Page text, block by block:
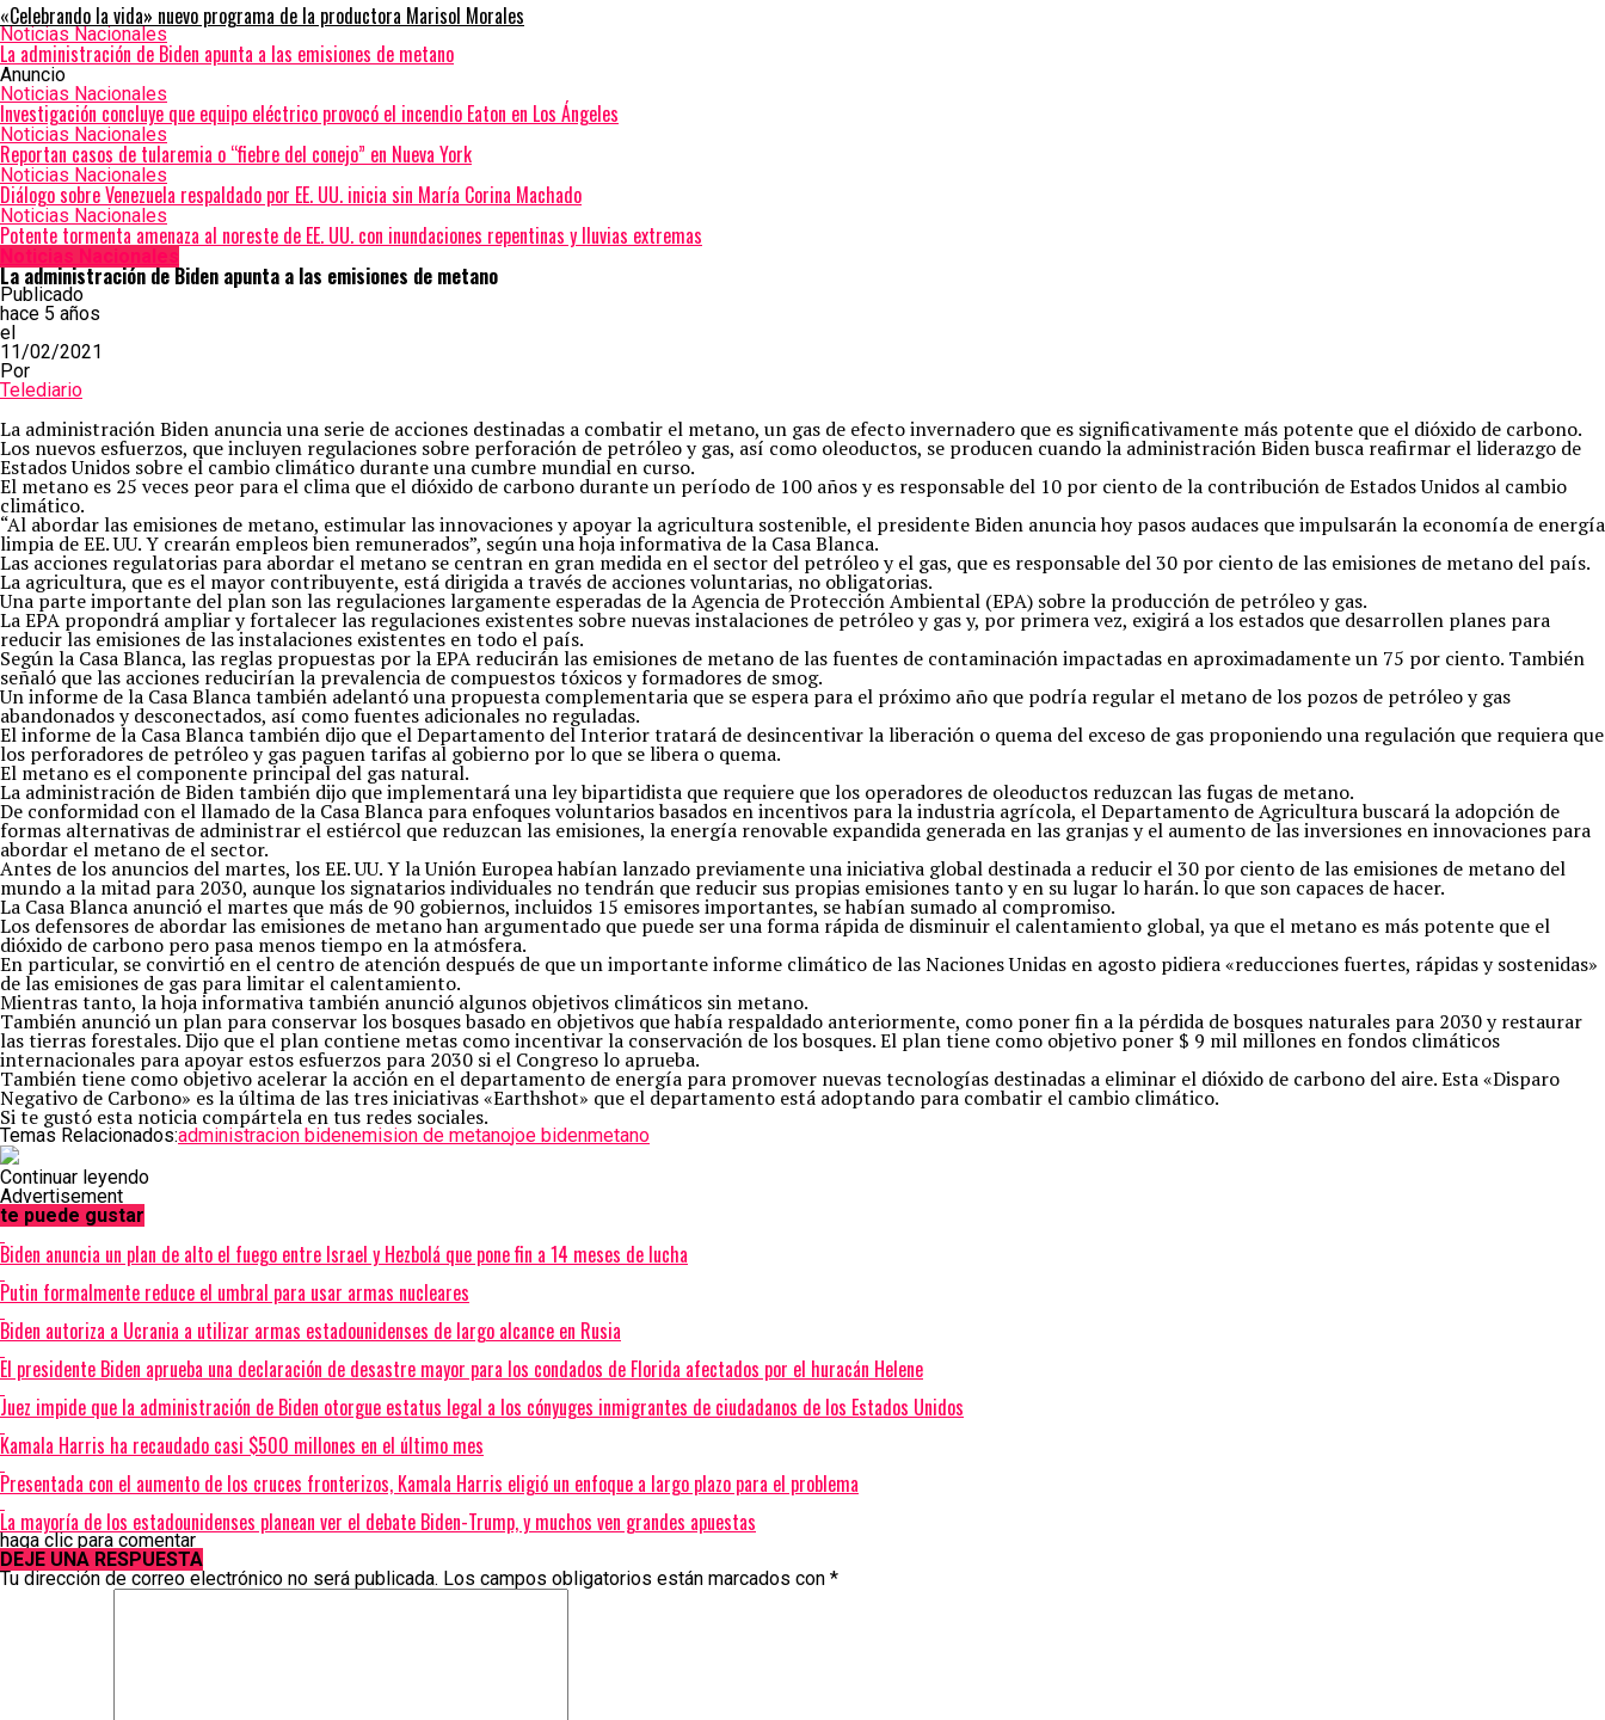
«Celebrando la vida» nuevo programa de la productora Marisol Morales
Noticias Nacionales
La administración de Biden apunta a las emisiones de metano
Anuncio
Noticias Nacionales
Investigación concluye que equipo eléctrico provocó el incendio Eaton en Los Ángeles
Noticias Nacionales
Reportan casos de tularemia o “fiebre del conejo” en Nueva York
Noticias Nacionales
Diálogo sobre Venezuela respaldado por EE. UU. inicia sin María Corina Machado
Noticias Nacionales
Potente tormenta amenaza al noreste de EE. UU. con inundaciones repentinas y lluvias extremas
Noticias Nacionales
La administración de Biden apunta a las emisiones de metano
Publicado
hace 5 años
el
11/02/2021
Por
Telediario
La administración Biden anuncia una serie de acciones destinadas a combatir el metano, un gas de efecto invernadero que es significativamente más potente que el dióxido de carbono.
Los nuevos esfuerzos, que incluyen regulaciones sobre perforación de petróleo y gas, así como oleoductos, se producen cuando la administración Biden busca reafirmar el liderazgo de
Estados Unidos sobre el cambio climático durante una cumbre mundial en curso.
El metano es 25 veces peor para el clima que el dióxido de carbono durante un período de 100 años y es responsable del 10 por ciento de la contribución de Estados Unidos al cambio
climático.
“Al abordar las emisiones de metano, estimular las innovaciones y apoyar la agricultura sostenible, el presidente Biden anuncia hoy pasos audaces que impulsarán la economía de energía
limpia de EE. UU. Y crearán empleos bien remunerados”, según una hoja informativa de la Casa Blanca.
Las acciones regulatorias para abordar el metano se centran en gran medida en el sector del petróleo y el gas, que es responsable del 30 por ciento de las emisiones de metano del país.
La agricultura, que es el mayor contribuyente, está dirigida a través de acciones voluntarias, no obligatorias.
Una parte importante del plan son las regulaciones largamente esperadas de la Agencia de Protección Ambiental (EPA) sobre la producción de petróleo y gas.
La EPA propondrá ampliar y fortalecer las regulaciones existentes sobre nuevas instalaciones de petróleo y gas y, por primera vez, exigirá a los estados que desarrollen planes para
reducir las emisiones de las instalaciones existentes en todo el país.
Según la Casa Blanca, las reglas propuestas por la EPA reducirán las emisiones de metano de las fuentes de contaminación impactadas en aproximadamente un 75 por ciento. También
señaló que las acciones reducirían la prevalencia de compuestos tóxicos y formadores de smog.
Un informe de la Casa Blanca también adelantó una propuesta complementaria que se espera para el próximo año que podría regular el metano de los pozos de petróleo y gas
abandonados y desconectados, así como fuentes adicionales no reguladas.
El informe de la Casa Blanca también dijo que el Departamento del Interior tratará de desincentivar la liberación o quema del exceso de gas proponiendo una regulación que requiera que
los perforadores de petróleo y gas paguen tarifas al gobierno por lo que se libera o quema.
El metano es el componente principal del gas natural.
La administración de Biden también dijo que implementará una ley bipartidista que requiere que los operadores de oleoductos reduzcan las fugas de metano.
De conformidad con el llamado de la Casa Blanca para enfoques voluntarios basados ​​en incentivos para la industria agrícola, el Departamento de Agricultura buscará la adopción de
formas alternativas de administrar el estiércol que reduzcan las emisiones, la energía renovable expandida generada en las granjas y el aumento de las inversiones en innovaciones para
abordar el metano de el sector.
Antes de los anuncios del martes, los EE. UU. Y la Unión Europea habían lanzado previamente una iniciativa global destinada a reducir el 30 por ciento de las emisiones de metano del
mundo a la mitad para 2030, aunque los signatarios individuales no tendrán que reducir sus propias emisiones tanto y en su lugar lo harán. lo que son capaces de hacer.
La Casa Blanca anunció el martes que más de 90 gobiernos, incluidos 15 emisores importantes, se habían sumado al compromiso.
Los defensores de abordar las emisiones de metano han argumentado que puede ser una forma rápida de disminuir el calentamiento global, ya que el metano es más potente que el
dióxido de carbono pero pasa menos tiempo en la atmósfera.
En particular, se convirtió en el centro de atención después de que un importante informe climático de las Naciones Unidas en agosto pidiera «reducciones fuertes, rápidas y sostenidas»
de las emisiones de gas para limitar el calentamiento.
Mientras tanto, la hoja informativa también anunció algunos objetivos climáticos sin metano.
También anunció un plan para conservar los bosques basado en objetivos que había respaldado anteriormente, como poner fin a la pérdida de bosques naturales para 2030 y restaurar
las tierras forestales. Dijo que el plan contiene metas como incentivar la conservación de los bosques. El plan tiene como objetivo poner $ 9 mil millones en fondos climáticos
internacionales para apoyar estos esfuerzos para 2030 si el Congreso lo aprueba.
También tiene como objetivo acelerar la acción en el departamento de energía para promover nuevas tecnologías destinadas a eliminar el dióxido de carbono del aire. Esta «Disparo
Negativo de Carbono» es la última de las tres iniciativas «Earthshot» que el departamento está adoptando para combatir el cambio climático.
Si te gustó esta noticia compártela en tus redes sociales.
Temas Relacionados:administracion bidenemision de metanojoe bidenmetano
Continuar leyendo
Advertisement
te puede gustar
Biden anuncia un plan de alto el fuego entre Israel y Hezbolá que pone fin a 14 meses de lucha
Putin formalmente reduce el umbral para usar armas nucleares
Biden autoriza a Ucrania a utilizar armas estadounidenses de largo alcance en Rusia
El presidente Biden aprueba una declaración de desastre mayor para los condados de Florida afectados por el huracán Helene
Juez impide que la administración de Biden otorgue estatus legal a los cónyuges inmigrantes de ciudadanos de los Estados Unidos
Kamala Harris ha recaudado casi $500 millones en el último mes
Presentada con el aumento de los cruces fronterizos, Kamala Harris eligió un enfoque a largo plazo para el problema
La mayoría de los estadounidenses planean ver el debate Biden-Trump, y muchos ven grandes apuestas
haga clic para comentar
DEJE UNA RESPUESTA
Tu dirección de correo electrónico no será publicada. Los campos obligatorios están marcados con *